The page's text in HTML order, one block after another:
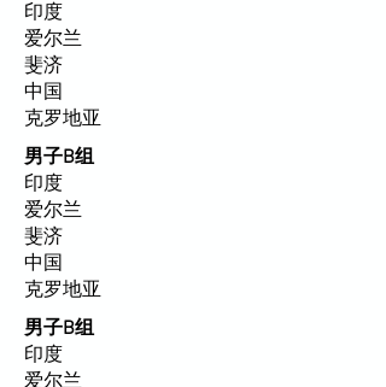
印度
爱尔兰
斐济
中国
克罗地亚
男子B组
印度
爱尔兰
斐济
中国
克罗地亚
男子B组
印度
爱尔兰